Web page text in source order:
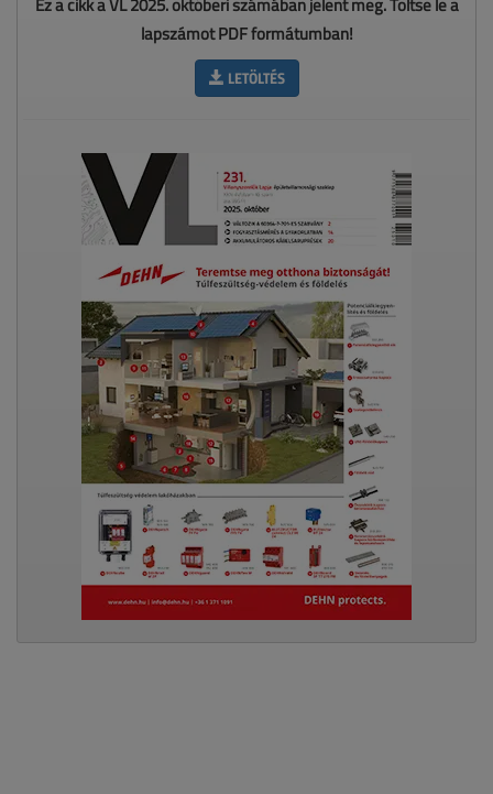
Ez a cikk a VL 2025. októberi számában jelent meg. Töltse le a
lapszámot PDF formátumban!
LETÖLTÉS